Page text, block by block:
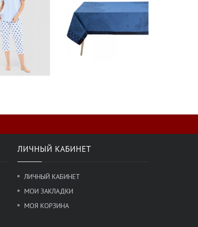
ЛИЧНЫЙ КАБИНЕТ
ЛИЧНЫЙ КАБИНЕТ
МОИ ЗАКЛАДКИ
МОЯ КОРЗИНА